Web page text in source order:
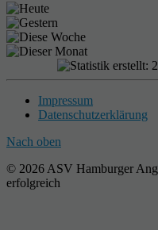
Impressum
Datenschutzerklärung
Nach oben
© 2026 ASV Hamburger
erfolgreich